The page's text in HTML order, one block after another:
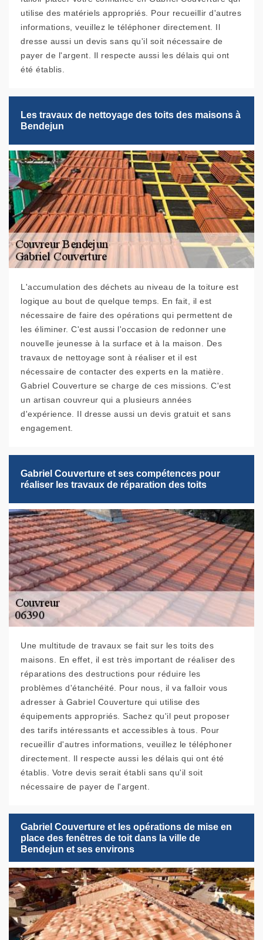
utilise des matériels appropriés. Pour recueillir d'autres
informations, veuillez le téléphoner directement. Il
dresse aussi un devis sans qu'il soit nécessaire de
payer de l'argent. Il respecte aussi les délais qui ont
été établis.
Les travaux de nettoyage des toits des maisons à
Bendejun
L'accumulation des déchets au niveau de la toiture est
logique au bout de quelque temps. En fait, il est
nécessaire de faire des opérations qui permettent de
les éliminer. C'est aussi l'occasion de redonner une
nouvelle jeunesse à la surface et à la maison. Des
travaux de nettoyage sont à réaliser et il est
nécessaire de contacter des experts en la matière.
Gabriel Couverture se charge de ces missions. C'est
un artisan couvreur qui a plusieurs années
d'expérience. Il dresse aussi un devis gratuit et sans
engagement.
Gabriel Couverture et ses compétences pour
réaliser les travaux de réparation des toits
Une multitude de travaux se fait sur les toits des
maisons. En effet, il est très important de réaliser des
réparations des destructions pour réduire les
problèmes d'étanchéité. Pour nous, il va falloir vous
adresser à Gabriel Couverture qui utilise des
équipements appropriés. Sachez qu'il peut proposer
des tarifs intéressants et accessibles à tous. Pour
recueillir d'autres informations, veuillez le téléphoner
directement. Il respecte aussi les délais qui ont été
établis. Votre devis serait établi sans qu'il soit
nécessaire de payer de l'argent.
Gabriel Couverture et les opérations de mise en
place des fenêtres de toit dans la ville de
Bendejun et ses environs